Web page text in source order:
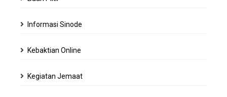
Informasi Sinode
Kebaktian Online
Kegiatan Jemaat